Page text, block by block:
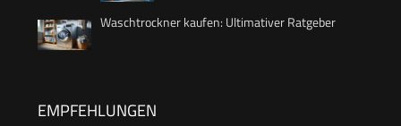
Waschtrockner kaufen: Ultimativer Ratgeber
EMPFEHLUNGEN